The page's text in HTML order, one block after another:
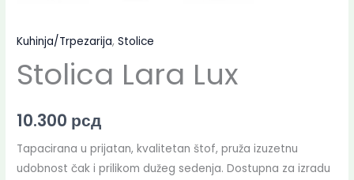
Kuhinja/Trpezarija,Stolice
Stolica Lara Lux
10.300 рсд
Tapacirana u prijatan, kvalitetan štof, pruža izuzetnu
udobnost čak i prilikom dužeg sedenja. Dostupna za izradu